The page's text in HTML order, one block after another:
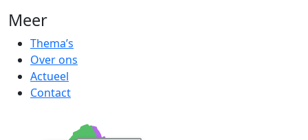
Meer
Thema’s
Over ons
Actueel
Contact